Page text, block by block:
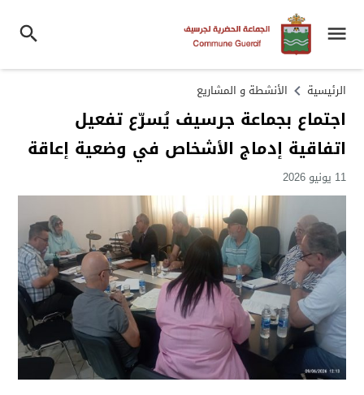
الرئيسية الأنشطة و المشاريع
اجتماع بجماعة جرسيف يُسرّع تفعيل
اتفاقية إدماج الأشخاص في وضعية إعاقة
11 يونيو 2026